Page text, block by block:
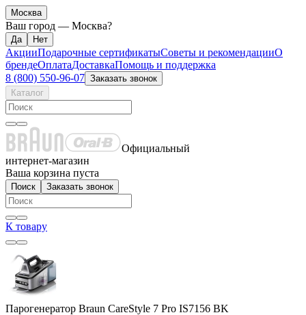
Москва
Ваш город — Москва?
АкцииПодарочные сертификатыСоветы и рекомендацииО
брендеОплатаДоставкаПомощь и поддержка
8 (800) 550-96-07 Заказать звонок
Каталог
Официальный
интернет-магазин
Ваша корзина пуста
Поиск Заказать звонок
К товару
Парогенератор Braun CareStyle 7 Pro IS7156 BK